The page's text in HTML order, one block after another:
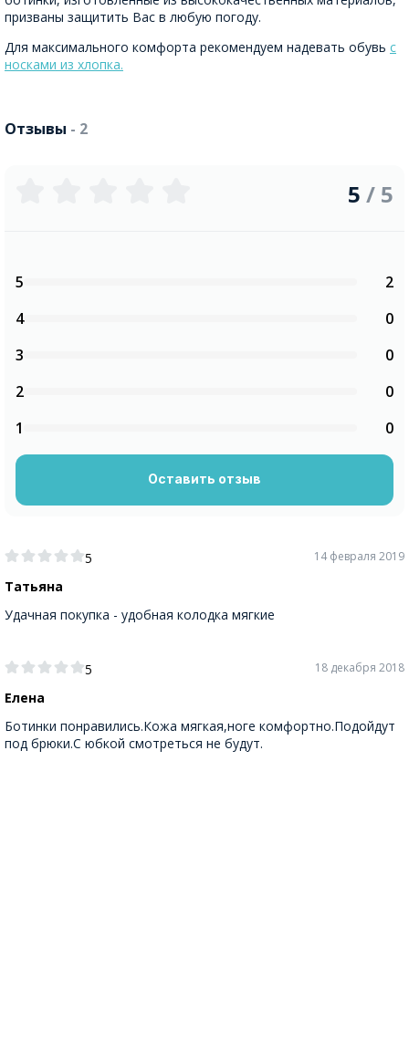
призваны защитить Вас в любую погоду.
Для максимального комфорта рекомендуем надевать обувь с
носками из хлопка.
Отзывы - 2
5
Татьяна
14 февраля 2019
Удачная покупка - удобная колодка мягкие
5
Елена
18 декабря 2018
Ботинки понравились.Кожа мягкая,ноге комфортно.Подойдут
под брюки.С юбкой смотреться не будут.
5 / 5
5
2
4
0
3
0
2
0
1
0
Оставить отзыв